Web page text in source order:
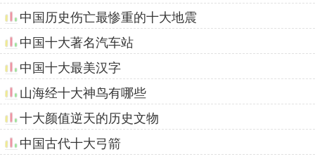
中国历史伤亡最惨重的十大地震
中国十大著名汽车站
中国十大最美汉字
山海经十大神鸟有哪些
十大颜值逆天的历史文物
中国古代十大弓箭